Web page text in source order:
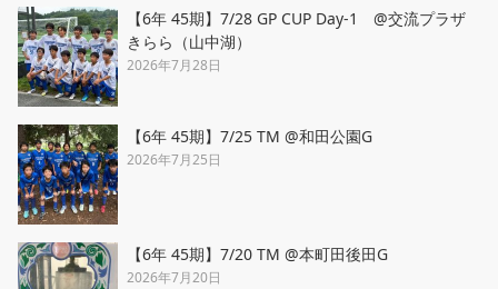
【6年 45期】7/28 GP CUP Day-1 @交流プラザ
きらら（山中湖）
2026年7月28日
【6年 45期】7/25 TM @和田公園G
2026年7月25日
【6年 45期】7/20 TM @本町田後田G
2026年7月20日